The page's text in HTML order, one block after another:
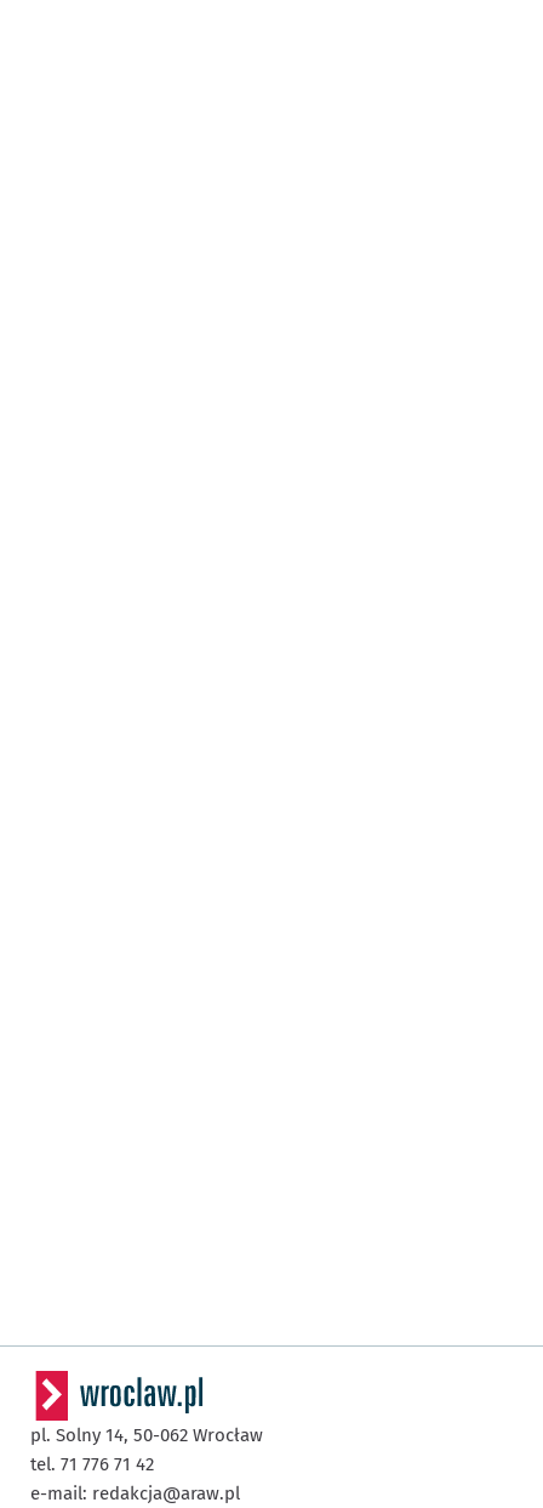
pl. Solny 14, 50-062 Wrocław
tel. 71 776 71 42
e-mail: redakcja@araw.pl